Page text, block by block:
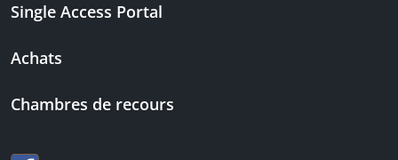
Single Access Portal
Achats
Chambres de recours